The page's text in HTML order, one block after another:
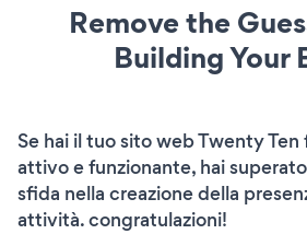
Remove the
Building Your
Se hai il tuo sito web Twenty
attivo e funzionante, hai
sfida nella creazione della
attività. congratulazioni!